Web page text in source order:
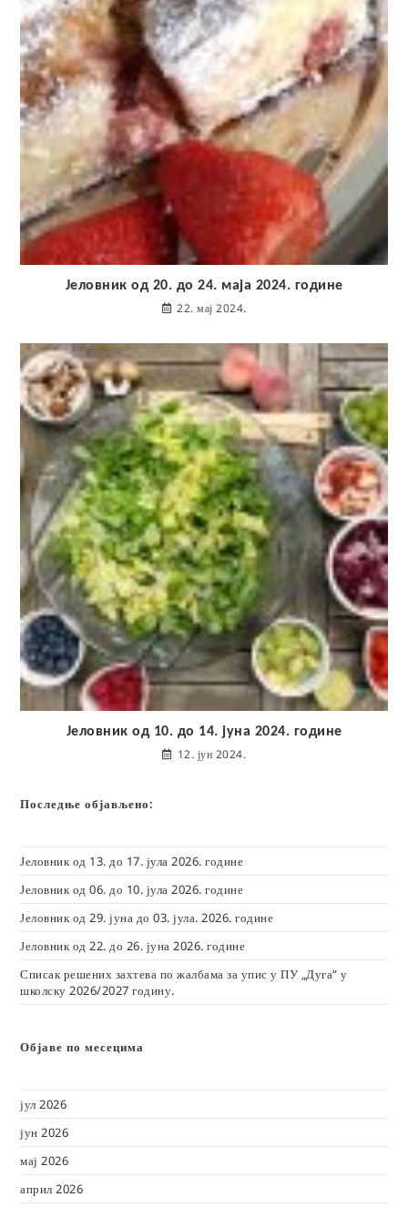
Јеловник од 20. до 24. маја 2024. године
22. мај 2024.
Јеловник од 10. до 14. јуна 2024. године
12. јун 2024.
Последње објављено:
Јеловник од 13. до 17. јула 2026. године
Јеловник од 06. до 10. јула 2026. године
Јеловник од 29. јуна до 03. јула. 2026. године
Јеловник од 22. до 26. јуна 2026. године
Списак решених захтева по жалбама за упис у ПУ „Дуга“ у
школску 2026/2027 годину.
Објаве по месецима
јул 2026
јун 2026
мај 2026
април 2026